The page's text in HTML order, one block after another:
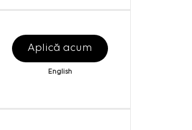
Aplică acum
English